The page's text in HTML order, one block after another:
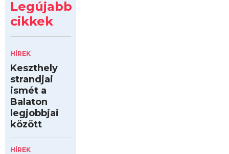
Legújabb
cikkek
HÍREK
Keszthely
strandjai
ismét a
Balaton
legjobbjai
között
HÍREK